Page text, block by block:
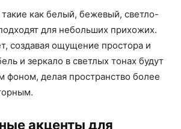
как белый, бежевый, светло-
для небольших прихожих.
создавая ощущение простора и
и зеркало в светлых тонах будут
фоном, делая пространство более
акценты для